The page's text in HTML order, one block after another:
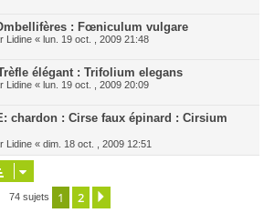
: Fœniculum vulgare
Lidine « lun. 19 oct. , 2009 21:48
élégant : Trifolium elegans
Lidine « lun. 19 oct. , 2009 20:09
chardon : Cirse faux épinard : Cirsium
Lidine « dim. 18 oct. , 2009 12:51
74 sujets 1 2